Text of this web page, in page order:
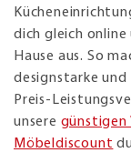
dich gleich
Hause aus. So
designstarke
Preis-
unsere günstigen
Möbeldiscount